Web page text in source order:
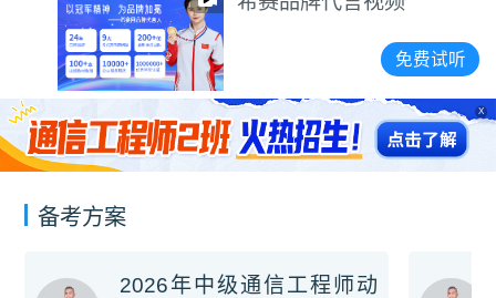
免费试听
X
备考方案
2026年中级通信工程师动